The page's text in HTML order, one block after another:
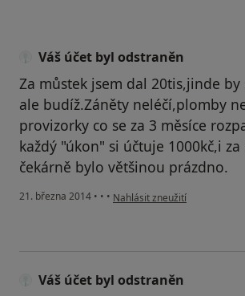
Váš účet byl odstraněn
Za můstek jsem dal 20tis,jinde
ale budíž.Záněty neléčí,plomby
provizorky co se za 3 měsíce
každý "úkon" si účtuje 1000kč,i
čekárně bylo většinou prázdno.
21. března 2014 • • • podle názoru uživatele Váš
Nahlásit zneužití
Váš účet byl odstraněn